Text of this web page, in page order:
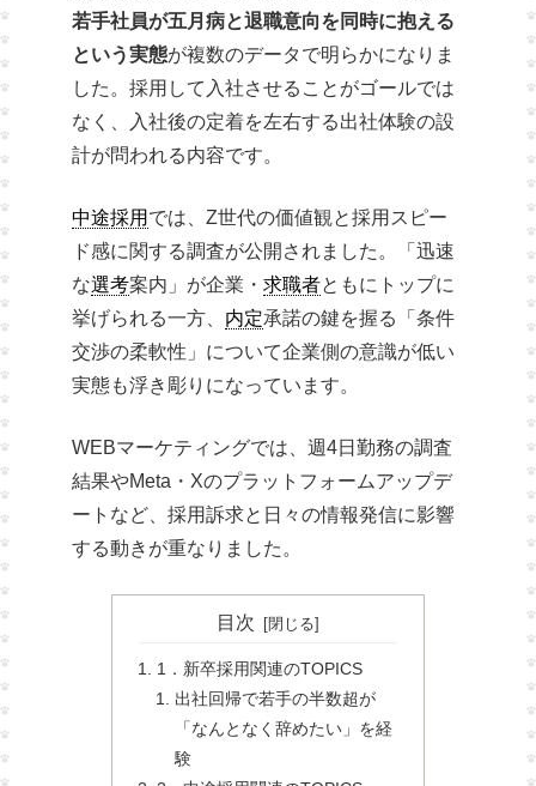
若手社員が五月病と退職意向を同時に抱える
という実態が複数のデータで明らかになりま
した。採用して入社させることがゴールでは
なく、入社後の定着を左右する出社体験の設
計が問われる内容です。
中途採用 では、Z世代の価値観と採用スピー
ド感に関する調査が公開されました。「迅速
な選考案内」が企業・ 求職者ともにトップに
挙げられる一方、 内定承諾の鍵を握る「条件
交渉の柔軟性」について企業側の意識が低い
実態も浮き彫りになっています。
WEBマーケティングでは、週4日勤務の調査
結果やMeta・Xのプラットフォームアップデ
ートなど、採用訴求と日々の情報発信に影響
する動きが重なりました。
目次
1．新卒採用関連のTOPICS
出社回帰で若手の半数超が
「なんとなく辞めたい」を経
験